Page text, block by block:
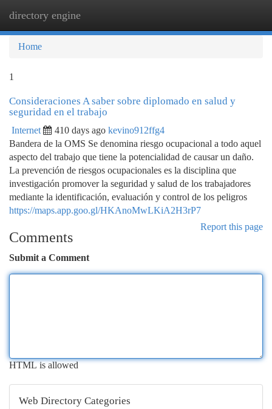
directory engine
Home
1
Consideraciones A saber sobre diplomado en salud y
seguridad en el trabajo
Internet 410 days ago kevino912ffg4
Bandera de la OMS Se denomina riesgo ocupacional a todo aquel
aspecto del trabajo que tiene la potencialidad de causar un daño.
La prevención de riesgos ocupacionales es la disciplina que
investigación promover la seguridad y salud de los trabajadores
mediante la identificación, evaluación y control de los peligros
https://maps.app.goo.gl/HKAnoMwLKiA2H3rP7
Report this page
Comments
Submit a Comment
HTML is allowed
Web Directory Categories